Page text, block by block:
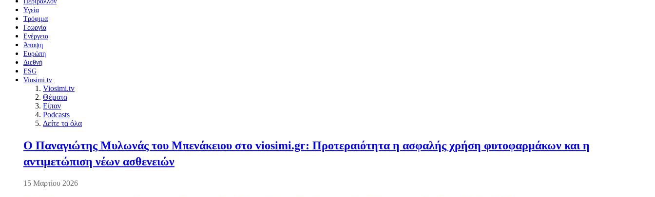
Υγεία
Τρόφιμα
Γεωργία
Ενέργεια
Άποψη
Ευρώπη
Διεθνή
ESG
Viosimi.tv
Viosimi.tv
Θέματα
Είπαν
Podcasts
Δείτε τα όλα
Ο Παναγιώτης Μυλωνάς του Μπενάκειου στο viosimi.gr: Προτεραιότητα η ασφαλής χρήση φυτοφαρμάκων και η
αντιμετώπιση νέων ασθενειών
15 Μαρτίου 2026